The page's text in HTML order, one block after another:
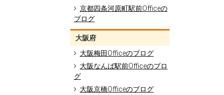
京都四条河原町駅前Officeの
ブログ
大阪府
大阪梅田Officeのブログ
大阪なんば駅前Officeのブロ
グ
大阪京橋Officeのブログ